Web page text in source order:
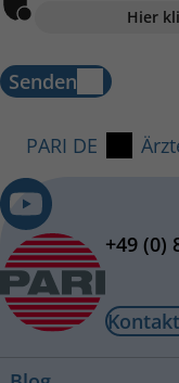
Hier
Senden
PARI DE
+49 (0)
Kontakt